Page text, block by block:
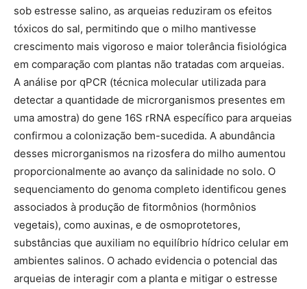
sob estresse salino, as arqueias reduziram os efeitos
tóxicos do sal, permitindo que o milho mantivesse
crescimento mais vigoroso e maior tolerância fisiológica
em comparação com plantas não tratadas com arqueias.
A análise por qPCR (técnica molecular utilizada para
detectar a quantidade de microrganismos presentes em
uma amostra) do gene 16S rRNA específico para arqueias
confirmou a colonização bem-sucedida. A abundância
desses microrganismos na rizosfera do milho aumentou
proporcionalmente ao avanço da salinidade no solo. O
sequenciamento do genoma completo identificou genes
associados à produção de fitormônios (hormônios
vegetais), como auxinas, e de osmoprotetores,
substâncias que auxiliam no equilíbrio hídrico celular em
ambientes salinos. O achado evidencia o potencial das
arqueias de interagir com a planta e mitigar o estresse